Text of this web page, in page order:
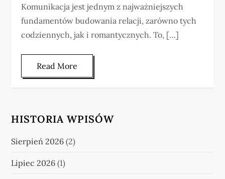
Komunikacja jest jednym z najważniejszych
fundamentów budowania relacji, zarówno tych
codziennych, jak i romantycznych. To, […]
Read More
HISTORIA WPISÓW
Sierpień 2026 (2)
Lipiec 2026 (1)